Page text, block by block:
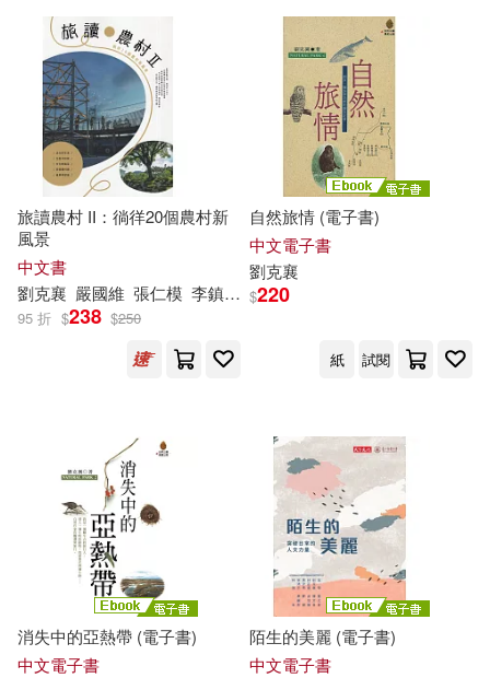
旅讀農村 II：徜徉20個農村新
風景
中文書
劉克襄 嚴國維 張仁模 李鎮洋 林建叡
95 折 $238 $250
自然旅情 (電子書)
中文電子書
劉克襄
$220
紙 試閱
消失中的亞熱帶 (電子書)
中文電子書
陌生的美麗 (電子書)
中文電子書